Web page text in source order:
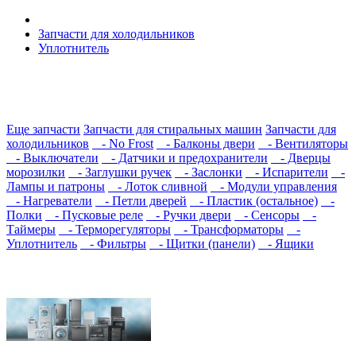
Запчасти для холодильников
Уплотнитель
Еще запчасти Запчасти для стиральных машин Запчасти для
холодильников
- No Frost - Балконы двери
- Вентиляторы
- Выключатели
- Датчики и предохранители
- Дверцы
морозилки
- Заглушки ручек - Заслонки - Испарители
-
Лампы и патроны
- Лоток сливной
- Модули управления
- Нагреватели
- Петли дверей - Пластик (остальное)
-
Полки
- Пусковые реле - Ручки двери - Сенсоры
-
Таймеры
- Терморегуляторы - Трансформаторы
-
Уплотнитель
- Фильтры - Щитки (панели) - Ящики